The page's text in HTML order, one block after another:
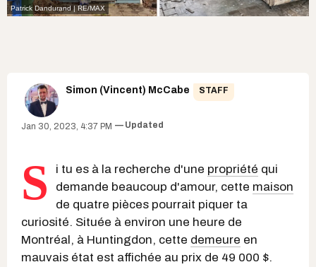
Patrick Dandurand | RE/MAX
Simon (Vincent) McCabe STAFF
Jan 30, 2023, 4:37 PM Updated
S i tu es à la recherche d'une propriété qui
demande beaucoup d'amour, cette maison
de quatre pièces pourrait piquer ta
curiosité. Située à environ une heure de
Montréal, à Huntingdon, cette demeure en
mauvais état est affichée au prix de 49 000 $.